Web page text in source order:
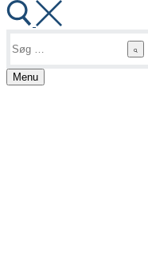
efter:
Menu